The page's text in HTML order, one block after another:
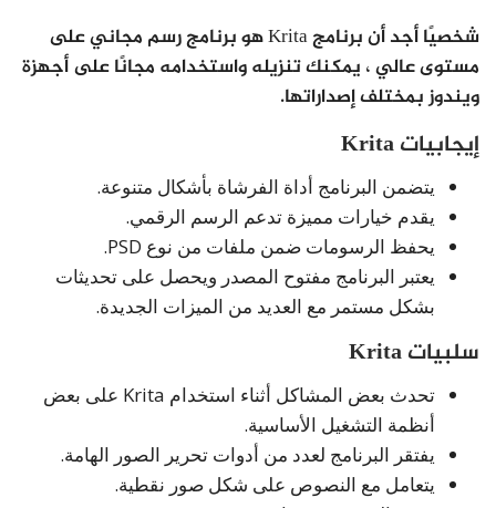
شخصيًا أجد أن برنامج Krita هو برنامج رسم مجاني على
مستوى عالي ، يمكنك تنزيله واستخدامه مجانًا على أجهزة
ويندوز بمختلف إصداراتها.
إيجابيات Krita
يتضمن البرنامج أداة الفرشاة بأشكال متنوعة.
يقدم خيارات مميزة تدعم الرسم الرقمي.
يحفظ الرسومات ضمن ملفات من نوع PSD.
يعتبر البرنامج مفتوح المصدر ويحصل على تحديثات
بشكل مستمر مع العديد من الميزات الجديدة.
سلبيات Krita
تحدث بعض المشاكل أثناء استخدام Krita على بعض
أنظمة التشغيل الأساسية.
يفتقر البرنامج لعدد من أدوات تحرير الصور الهامة.
يتعامل مع النصوص على شكل صور نقطية.